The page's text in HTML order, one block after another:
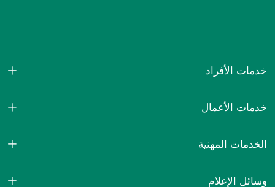
خدمات الأفراد
خدمات الأعمال
الخدمات المهنية
وسائل الإعلام